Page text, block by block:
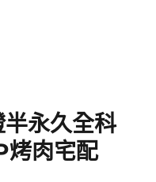
永久全科
烤肉宅配